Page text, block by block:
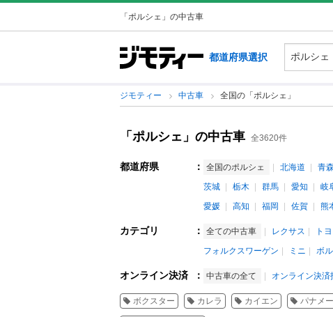
「ポルシェ」の中古車
都道府県選択
ジモティー 中古車 全国の「ポルシェ」
「ポルシェ」の中古車 全3620件
都道府県 ： 全国のポルシェ 北海道 青
茨城
栃木 群馬 愛知 岐
愛媛
高知 福岡 佐賀 熊
カテゴリ ： 全ての中古車 レクサス ト
フォルクスワーゲン
ミニ ボ
オンライン決済 ： 中古車の全て オンライン決済
ボクスター カレラ カイエン パナメ